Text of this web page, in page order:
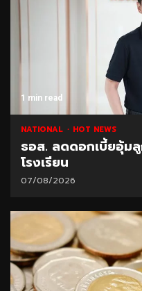
1 min read
NATIONAL HOT NEWS
ธอส. ลดดอกเบี้ยอุ้ม
โรงเรียน
07/08/2026